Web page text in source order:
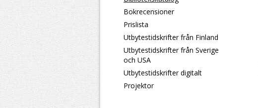
Bokrecensioner
Prislista
Utbytestidskrifter från Finland
Utbytestidskrifter från Sverige
och USA
Utbytestidskrifter digitalt
Projektor